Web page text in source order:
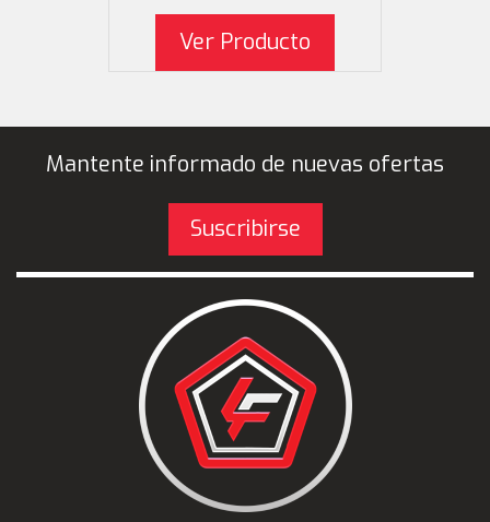
Ver Producto
Mantente informado de nuevas ofertas
Suscribirse